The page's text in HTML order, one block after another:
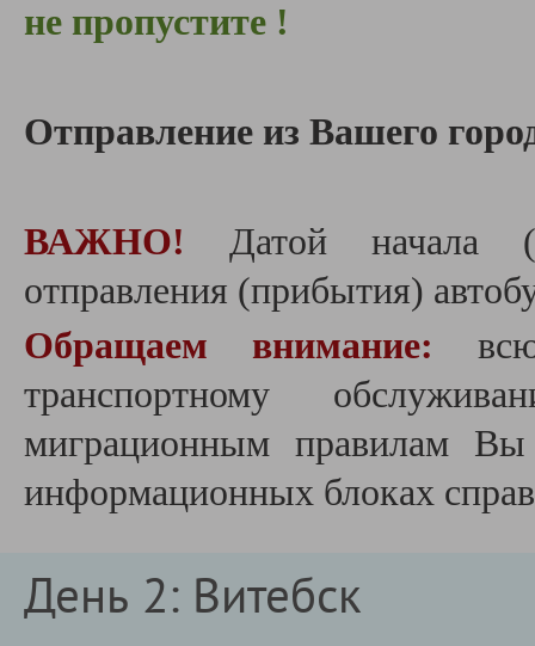
не пропустите !
Отправление из Вашего
ВАЖНО! Датой начала
отправления (прибытия)
Обращаем внимание:
транспортному
миграционным правилам
информационных блоках
День 2: Витебск